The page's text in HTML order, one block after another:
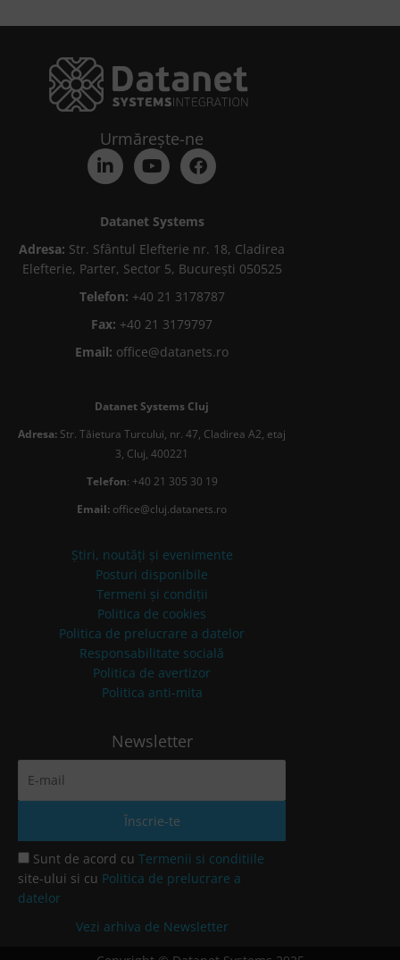
Urmărește-ne
Datanet Systems
Adresa: Str. Sfântul Elefterie nr. 18, Cladirea
Elefterie, Parter, Sector 5, București 050525
Telefon: +40 21 3178787
Fax: +40 21 3179797
Email: office@datanets.ro
Datanet Systems Cluj
Adresa: Str. Tăietura Turcului, nr. 47, Cladirea A2, etaj
3, Cluj, 400221
Telefon: +40 21 305 30 19
Email: office@cluj.datanets.ro
Știri, noutăți și evenimente
Posturi disponibile
Termeni și condiții
Politica de cookies
Politica de prelucrare a datelor
Responsabilitate socială
Politica de avertizor
Politica anti-mita
Newsletter
Sunt de acord cu Termenii si conditiile
site-ului si cu Politica de prelucrare a
datelor
Vezi arhiva de Newsletter